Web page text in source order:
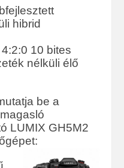
hibrid
10 bites
nélküli élő
be a
LUMIX GH5M2